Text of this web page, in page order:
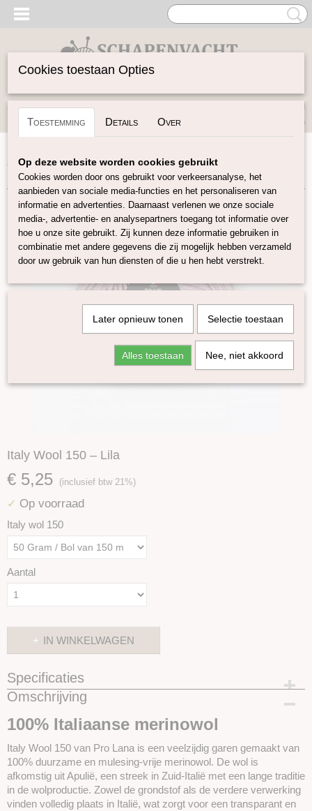
Inloggen Registreren
(0)
Home>Garen>Merken>Pro Lana>Italy Wool
Wool 150 – Lila
Italy Wool 150 – Lila
€ 5,25 (inclusief btw 21%)
✓ Op voorraad
Italy wol 150
Aantal
IN WINKELWAGEN
Specificaties
Productcode
Omschrijving
100% Italiaanse merinowol
Italy Wool 150 van Pro Lana is een veelzijdig garen gemaakt van
100% duurzame en mulesing-vrije merinowol. De wol is
afkomstig uit Apulië, een streek in Zuid-Italië met een lange traditie
in de wolproductie. Zowel de grondstof als de verdere verwerking
vinden volledig plaats in Italië, wat zorgt voor een transparant en
Cookies toestaan Opties
Toestemming Details Over
Op deze website worden cookies gebruikt
Cookies worden door ons gebruikt voor verkeersanalyse, het
aanbieden van sociale media-functies en het personaliseren van
informatie en advertenties. Daarnaast verlenen we onze sociale
media-, advertentie- en analysepartners toegang tot informatie over
hoe u onze site gebruikt. Zij kunnen deze informatie gebruiken in
combinatie met andere gegevens die zij mogelijk hebben verzameld
door uw gebruik van hun diensten of die u hen hebt verstrekt.
Later opnieuw tonen Selectie toestaan
Alles toestaan Nee, niet akkoord